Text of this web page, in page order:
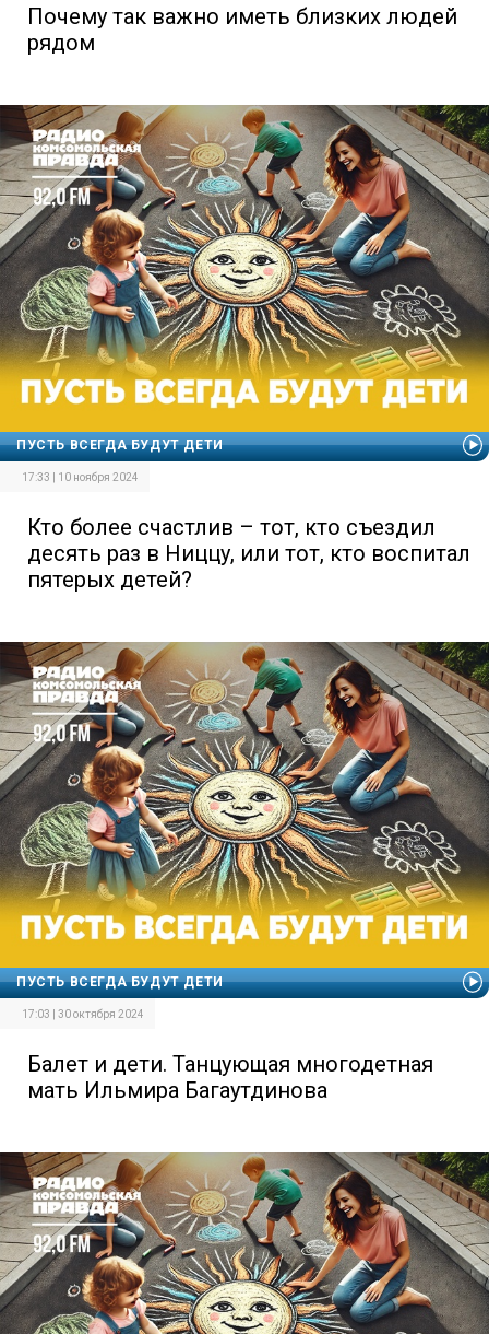
Почему так важно иметь близких людей
рядом
ПУСТЬ ВСЕГДА БУДУТ ДЕТИ
17:33 | 10 ноября 2024
Кто более счастлив – тот, кто съездил
десять раз в Ниццу, или тот, кто воспитал
пятерых детей?
ПУСТЬ ВСЕГДА БУДУТ ДЕТИ
17:03 | 30 октября 2024
Балет и дети. Танцующая многодетная
мать Ильмира Багаутдинова